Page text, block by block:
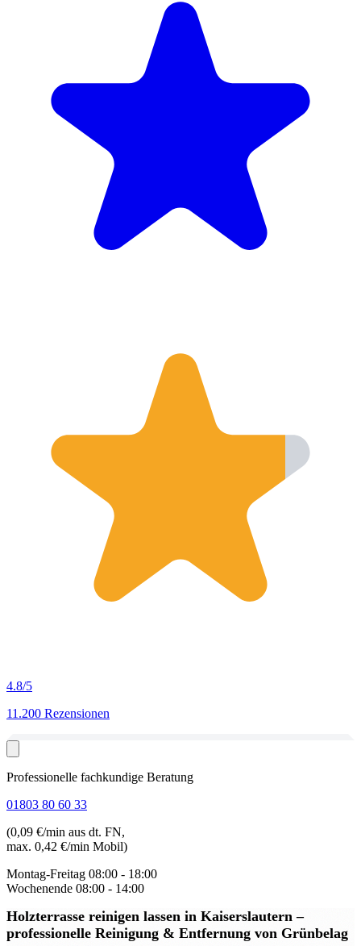
4.8/5
11.200 Rezensionen
Professionelle fachkundige Beratung
01803 80 60 33
(0,09 €/min aus dt. FN,
max. 0,42 €/min Mobil)
Montag-Freitag 08:00 - 18:00
Wochenende 08:00 - 14:00
Holzterrasse reinigen lassen in Kaiserslautern–
professionelle Reinigung & Entfernung von Grünbelag